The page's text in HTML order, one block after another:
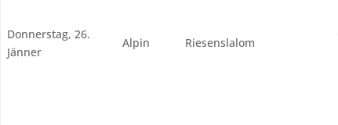
Donnerstag, 26.
Jänner
Alpin Riesenslalom